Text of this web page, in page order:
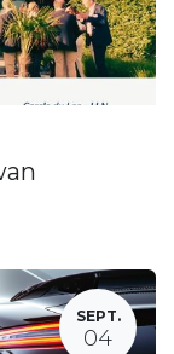
SEPT.
04